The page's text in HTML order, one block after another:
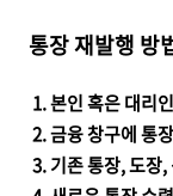
통장 재발행 방
1. 본인 혹은 대리
2. 금융 창구에 통
3. 기존 통장, 도장